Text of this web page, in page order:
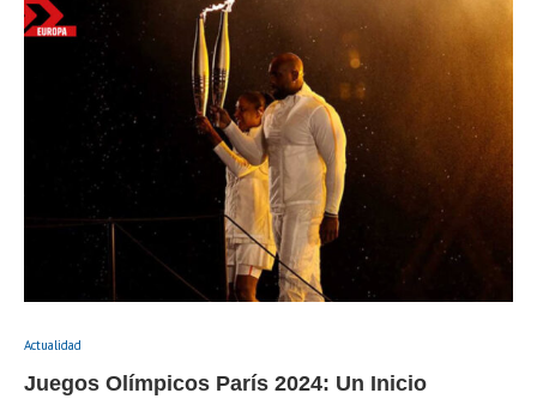
Actualidad
Juegos Olímpicos París 2024: Un Inicio